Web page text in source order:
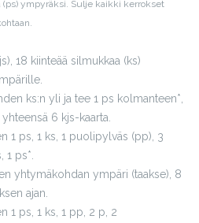
ympyräksi. Sulje kaikki kerrokset
18 kiinteää silmukkaa (ks)
ks:n yli ja tee 1 ps kolmanteen*,
6 kjs-kaarta.
1 ps, 1 ks, 1 puolipylväs (pp), 3
1 ps*.
yhtymäkohdan ympäri (taakse), 8
ajan.
1 ps, 1 ks, 1 pp, 2 p, 2